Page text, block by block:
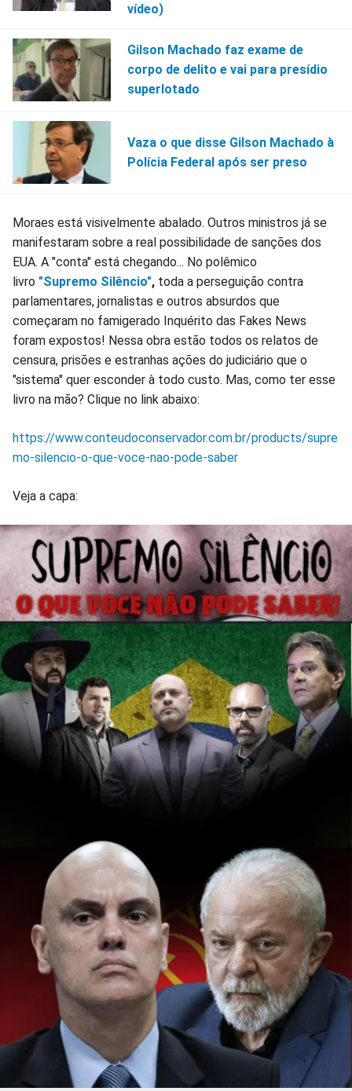
vídeo)
Gilson Machado faz exame de
corpo de delito e vai para presídio
superlotado
Vaza o que disse Gilson Machado à
Polícia Federal após ser preso
Moraes está visivelmente abalado. Outros ministros já se
manifestaram sobre a real possibilidade de sanções dos
EUA. A "conta" está chegando... No polêmico
livro "Supremo Silêncio", toda a perseguição contra
parlamentares, jornalistas e outros absurdos que
começaram no famigerado Inquérito das Fakes News
foram expostos! Nessa obra estão todos os relatos de
censura, prisões e estranhas ações do judiciário que o
"sistema" quer esconder à todo custo. Mas, como ter esse
livro na mão? Clique no link abaixo:
https://www.conteudoconservador.com.br/products/supre
mo-silencio-o-que-voce-nao-pode-saber
Veja a capa: